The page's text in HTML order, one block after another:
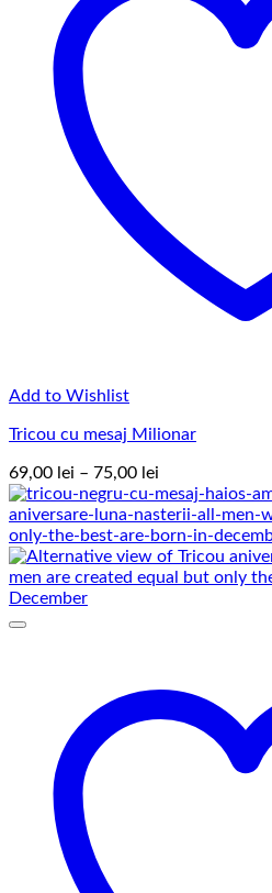
Add to Wishlist
Tricou cu mesaj Milionar
69,00 lei – 75,00 lei
de
prețuri:
69,00 lei
până
la